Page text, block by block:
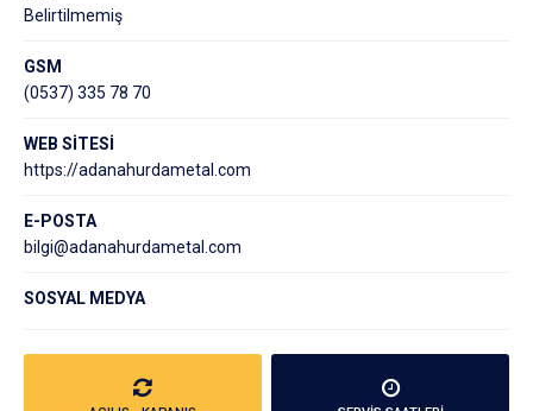
Belirtilmemiş
GSM
(0537) 335 78 70
WEB SİTESİ
https://adanahurdametal.com
E-POSTA
bilgi@adanahurdametal.com
SOSYAL MEDYA